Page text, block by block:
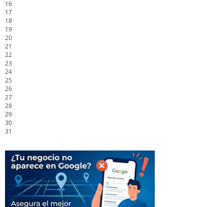
16
17
18
19
20
21
22
23
24
25
26
27
28
29
30
31